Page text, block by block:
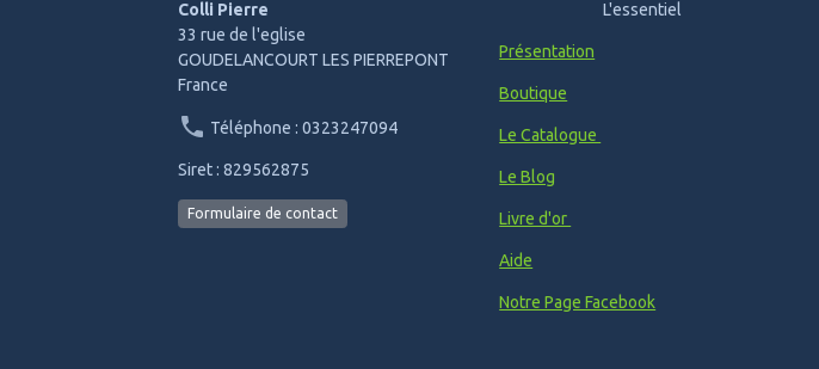
Colli Pierre
33 rue de l'eglise
GOUDELANCOURT LES PIERREPONT
France
Téléphone : 0323247094
Siret : 829562875
Formulaire de contact
L'essentiel
Présentation
Boutique
Le Catalogue
Le Blog
Livre d'or
Aide
Notre Page Facebook